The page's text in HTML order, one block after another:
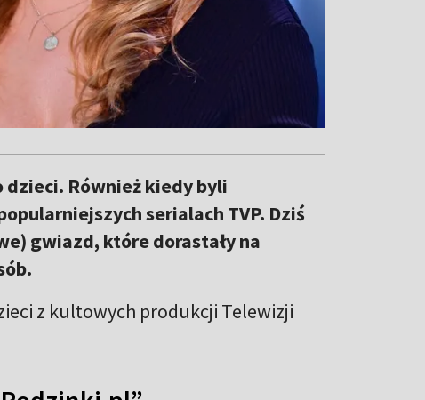
dzieci. Również kiedy byli
serialach TVP. Dziś
gwiazd, które dorastały na
z kultowych produkcji Telewizji